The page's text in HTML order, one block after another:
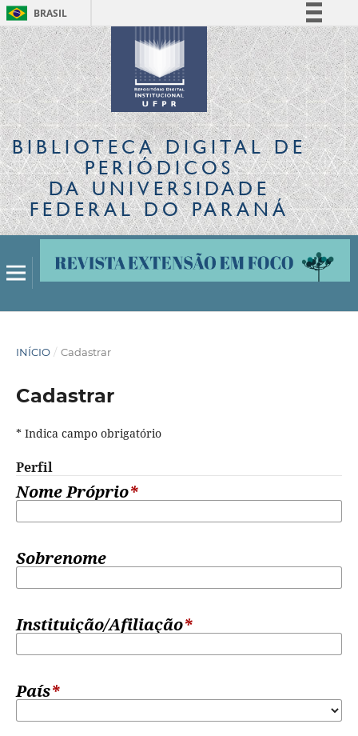
BRASIL
Simplifique!
Comunica BR
Participe
Acesso à informação
Legislação
Canais
BIBLIOTECA DIGITALDE
PERIÓDICOS
DA UNIVERSIDADE
FEDERAL DO PARANÁ
INÍCIO / Cadastrar
Cadastrar
* Indica campo obrigatório
Perfil
Nome Próprio*
Sobrenome
Instituição/Afiliação*
País*